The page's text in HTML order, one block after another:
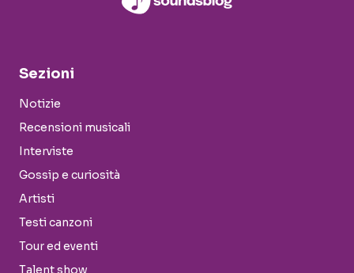
Sezioni
Notizie
Recensioni musicali
Interviste
Gossip e curiosità
Artisti
Testi canzoni
Tour ed eventi
Talent show